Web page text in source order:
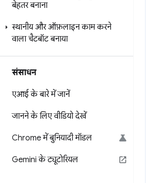
बेहतर बनाना
स्थानीय और ऑफ़लाइन काम करने
वाला चैटबॉट बनाया
संसाधन
एआई के बारे में जानें
जानने के लिए वीडियो देखें
Chrome में बुनियादी मॉडल
Gemini के ट्यूटोरियल